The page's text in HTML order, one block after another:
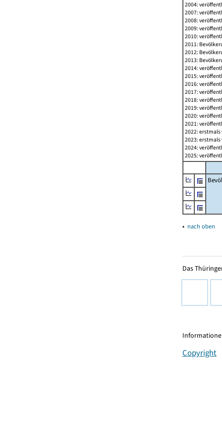
2004:
2007:
2008:
2009:
2010:
2011:
2012:
2013:
2014:
2015:
2016:
2017:
2018:
2019:
2020:
2021:
2022:
2023:
2024:
2025:
▴ nach oben
Das
Copyright